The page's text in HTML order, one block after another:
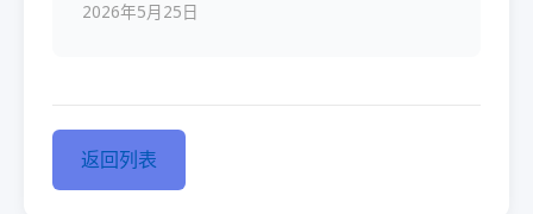
2026年5月25日
返回列表